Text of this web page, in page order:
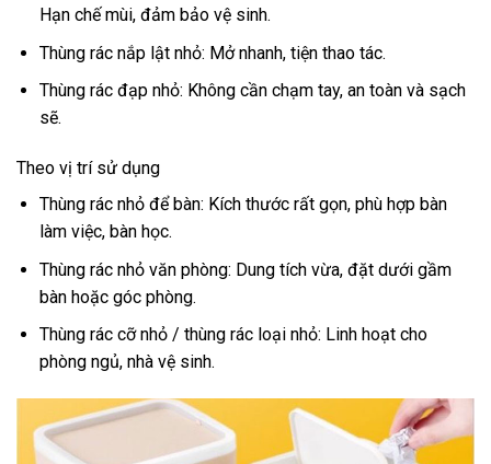
Hạn chế mùi, đảm bảo vệ sinh.
Thùng rác nắp lật nhỏ: Mở nhanh, tiện thao tác.
Thùng rác đạp nhỏ: Không cần chạm tay, an toàn và sạch
sẽ.
Theo vị trí sử dụng
Thùng rác nhỏ để bàn: Kích thước rất gọn, phù hợp bàn
làm việc, bàn học.
Thùng rác nhỏ văn phòng: Dung tích vừa, đặt dưới gầm
bàn hoặc góc phòng.
Thùng rác cỡ nhỏ / thùng rác loại nhỏ: Linh hoạt cho
phòng ngủ, nhà vệ sinh.